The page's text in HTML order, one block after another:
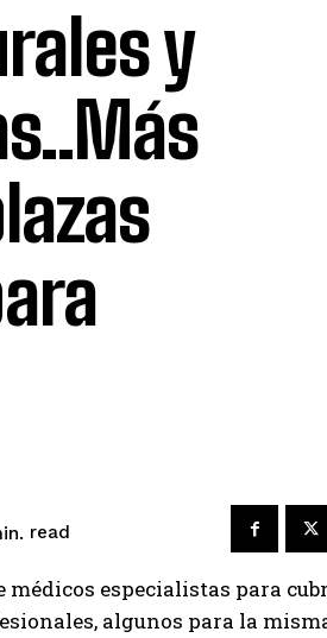
y
read
especialistas para
algunos para la